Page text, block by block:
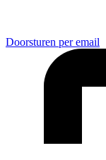
Doorsturen per email